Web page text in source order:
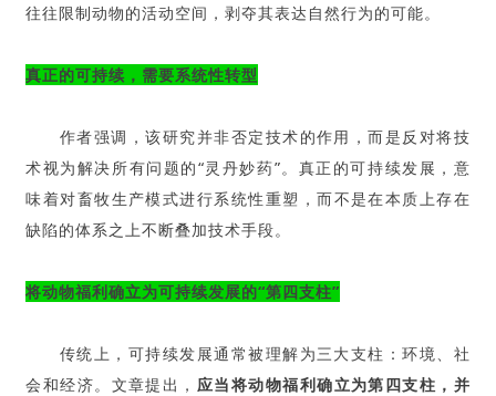
往往限制动物的活动空间，剥夺其表达自然行为的可能。
真正的可持续，需要系统性转型
作者强调，该研究并非否定技术的作用，而是反对将技
术视为解决所有问题的“灵丹妙药”。真正的可持续发展，意
味着对畜牧生产模式进行系统性重塑，而不是在本质上存在
缺陷的体系之上不断叠加技术手段。
将动物福利确立为可持续发展的“第四支柱”
传统上，可持续发展通常被理解为三大支柱：环境、社
会和经济。文章提出， 应当将动物福利确立为第四支柱，并